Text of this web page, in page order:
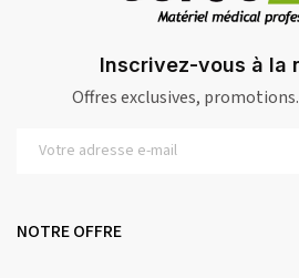
Inscrivez-vous à la
Offres exclusives,
NOTRE OFFRE